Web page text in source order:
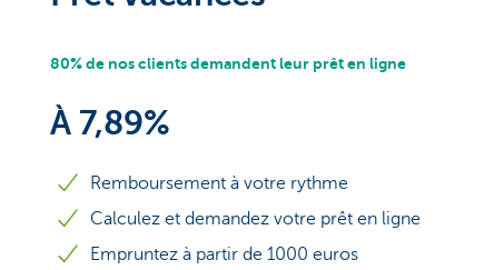
80% de nos clients demandent leur prêt en ligne
À 7,89%
Remboursement à votre rythme
Calculez et demandez votre prêt en ligne
Empruntez à partir de 1000 euros